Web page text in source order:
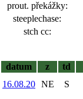
prout. překážky:
steeplechase:
stch cc:
datum
z td
16.08.20 NE S